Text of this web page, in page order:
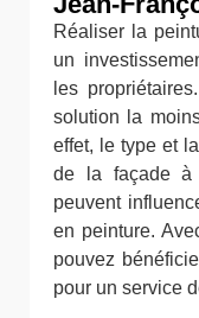
Réaliser la
un
les
solution la
effet, le type et
de la façade à
peuvent
en peinture.
pouvez
pour un service